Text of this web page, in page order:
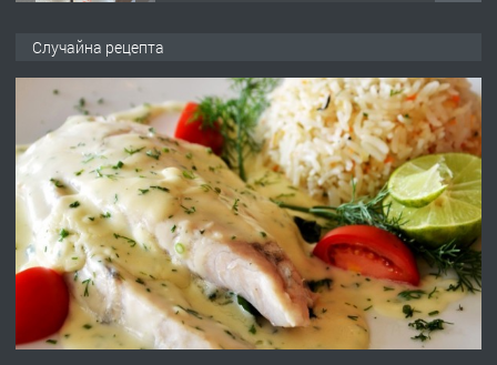
преди 1 година
ПРЕДЛАГА
Първи поход "По стъпките на Ангел
Войвода"
преди 1 година
ПРЕДЛАГА
Монтажник на малки детайли за
Случайна рецепта